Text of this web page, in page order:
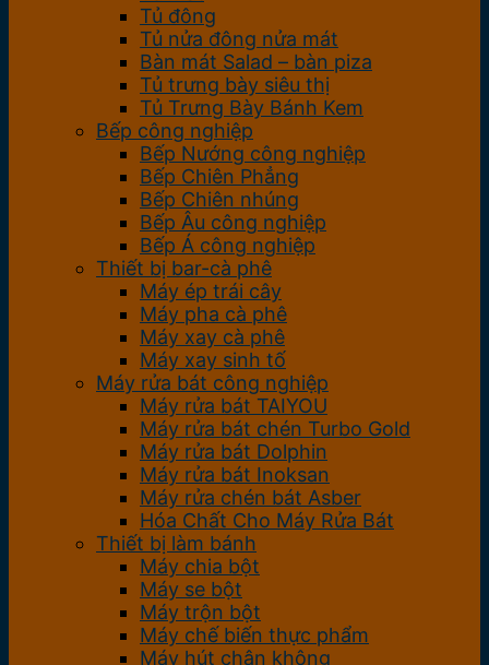
Tủ đông
Tủ nửa đông nửa mát
Bàn mát Salad – bàn piza
Tủ trưng bày siêu thị
Tủ Trưng Bày Bánh Kem
Bếp công nghiệp
Bếp Nướng công nghiệp
Bếp Chiên Phẳng
Bếp Chiên nhúng
Bếp Âu công nghiệp
Bếp Á công nghiệp
Thiết bị bar-cà phê
Máy ép trái cây
Máy pha cà phê
Máy xay cà phê
Máy xay sinh tố
Máy rửa bát công nghiệp
Máy rửa bát TAIYOU
Máy rửa bát chén Turbo Gold
Máy rửa bát Dolphin
Máy rửa bát Inoksan
Máy rửa chén bát Asber
Hóa Chất Cho Máy Rửa Bát
Thiết bị làm bánh
Máy chia bột
Máy se bột
Máy trộn bột
Máy chế biến thực phẩm
Máy hút chân không